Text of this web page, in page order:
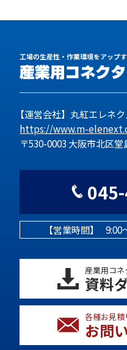
工場の生産性・作業環境をアップ
【運営会社】丸紅エレネ
https://www.m-
〒530-0003 大阪市北区
【営業時間】 9:00
産業用コ
資料
各種お見
お問